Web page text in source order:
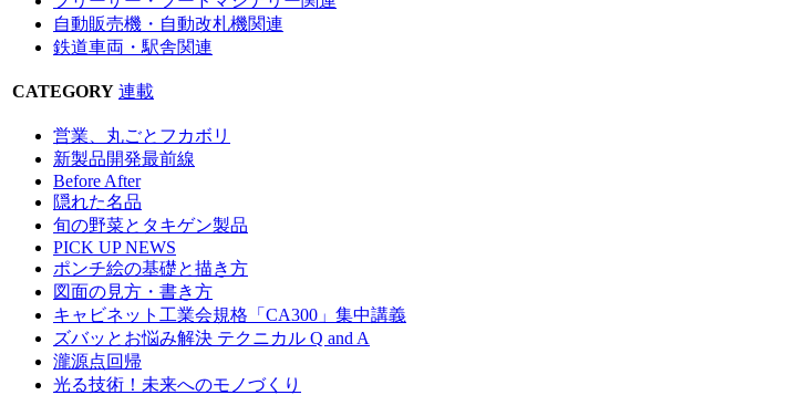
自動販売機・自動改札機関連
鉄道車両・駅舎関連
CATEGORY 連載
営業、丸ごとフカボリ
新製品開発最前線
Before After
隠れた名品
旬の野菜とタキゲン製品
PICK UP NEWS
ポンチ絵の基礎と描き方
図面の見方・書き方
キャビネット工業会規格「CA300」集中講義
ズバッとお悩み解決 テクニカル Q and A
瀧源点回帰
光る技術！未来へのモノづくり